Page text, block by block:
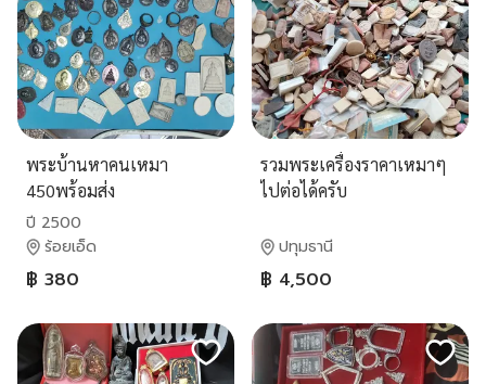
พระบ้านหาคนเหมา
450พร้อมส่ง
ปี 2500
ร้อยเอ็ด
฿ 380
รวมพระเครื่องราคาเหมาๆ
ไปต่อได้ครับ
ปทุมธานี
฿ 4,500